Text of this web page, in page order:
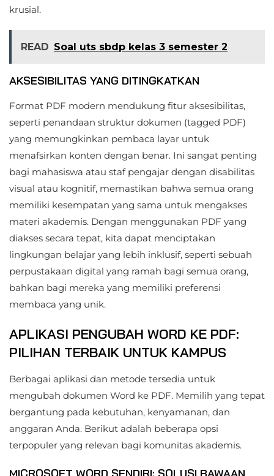
krusial.
READ Soal uts sbdp kelas 3 semester 2
AKSESIBILITAS YANG DITINGKATKAN
Format PDF modern mendukung fitur aksesibilitas,
seperti penandaan struktur dokumen (tagged PDF)
yang memungkinkan pembaca layar untuk
menafsirkan konten dengan benar. Ini sangat penting
bagi mahasiswa atau staf pengajar dengan disabilitas
visual atau kognitif, memastikan bahwa semua orang
memiliki kesempatan yang sama untuk mengakses
materi akademis. Dengan menggunakan PDF yang
diakses secara tepat, kita dapat menciptakan
lingkungan belajar yang lebih inklusif, seperti sebuah
perpustakaan digital yang ramah bagi semua orang,
bahkan bagi mereka yang memiliki preferensi
membaca yang unik.
APLIKASI PENGUBAH WORD KE PDF:
PILIHAN TERBAIK UNTUK KAMPUS
Berbagai aplikasi dan metode tersedia untuk
mengubah dokumen Word ke PDF. Memilih yang tepat
bergantung pada kebutuhan, kenyamanan, dan
anggaran Anda. Berikut adalah beberapa opsi
terpopuler yang relevan bagi komunitas akademis.